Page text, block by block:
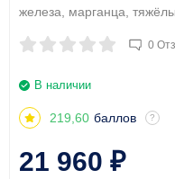
железа, марганца,
0
В наличии
219,60 баллов ?
21 960 ₽